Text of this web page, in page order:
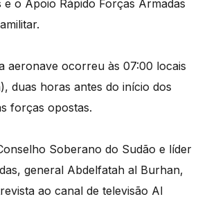
e o Apoio Rápido Forças Armadas
aeronave ocorreu às 07:00 locais
duas horas antes do início dos
forças opostas.
Soberano do Sudão e líder
general Abdelfatah al Burhan,
ao canal de televisão Al